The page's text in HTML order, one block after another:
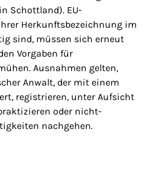
Schottland). EU-
Herkunftsbezeichnung im
sind, müssen sich erneut
Vorgaben für
Ausnahmen gelten,
Anwalt, der mit einem
registrieren, unter Aufsicht
oder nicht-
nachgehen.